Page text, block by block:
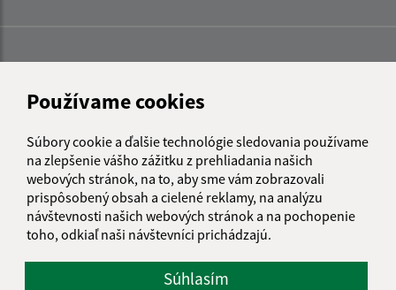
Používame cookies
Súbory cookie a ďalšie technológie sledovania používame
na zlepšenie vášho zážitku z prehliadania našich
webových stránok, na to, aby sme vám zobrazovali
prispôsobený obsah a cielené reklamy, na analýzu
návštevnosti našich webových stránok a na pochopenie
toho, odkiaľ naši návštevníci prichádzajú.
Súhlasím